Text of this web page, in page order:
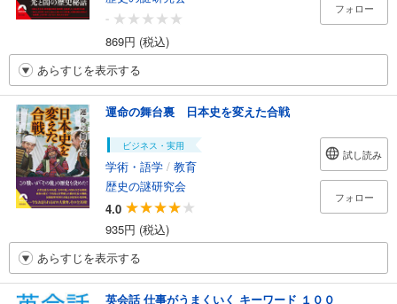
-
869円 (税込)
フォロー
あらすじを表示する
運命の舞台裏 日本史を変えた合戦
ビジネス・実用
学術・語学 / 教育
歴史の謎研究会
4.0
935円 (税込)
試し読み
フォロー
あらすじを表示する
英会話 仕事がうまくいく キーワード １００